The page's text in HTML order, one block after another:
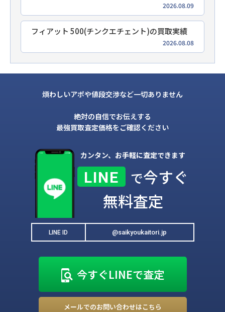
2026.08.09
フィアット 500(チンクエチェント)の買取実績
2026.08.08
煩わしいアポや値段交渉など一切ありません
絶対の自信でお伝えする
最強買取査定価格をご確認ください
カンタン、お手軽に査定できます
LINE で今すぐ
無料査定
LINE ID @saikyoukaitori.jp
今すぐLINEで査定
メールでのお問い合わせはこちら